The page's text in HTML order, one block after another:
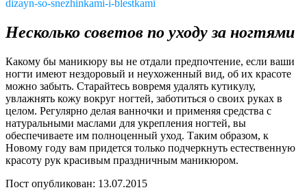
dizayn-so-snezhinkami-i-blestkami
Несколько советов по уходу за ногтями
Какому бы маникюру вы не отдали предпочтение, если ваши
ногти имеют нездоровый и неухоженный вид, об их красоте
можно забыть. Старайтесь вовремя удалять кутикулу,
увлажнять кожу вокруг ногтей, заботиться о своих руках в
целом. Регулярно делая ванночки и применяя средства с
натуральными маслами для укрепления ногтей, вы
обеспечиваете им полноценный уход. Таким образом, к
Новому году вам придется только подчеркнуть естественную
красоту рук красивым праздничным маникюром.
Пост опубликован: 13.07.2015